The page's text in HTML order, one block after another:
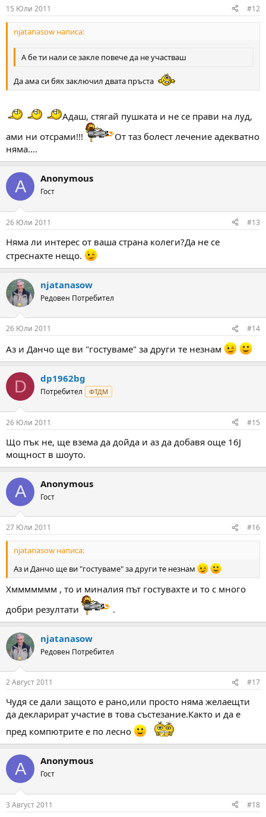
15 Юли 2011 #12
njatanasow написа:
А бе ти нали се закле повече да не участваш
Да ама си бях заключил двата пръста
Адаш, стягай пушката и не се прави на луд,
ами ни отсрами!!!
От таз болест лечение адекватно
няма....
A Anonymous
Гост
26 Юли 2011 #13
Няма ли интерес от ваша страна колеги?Да не се
стреснахте нещо.
njatanasow
Редовен Потребител
26 Юли 2011 #14
Аз и Данчо ще ви "гостуваме" за други те незнам
D dp1962bg
Потребител ФТДМ
26 Юли 2011 #15
Що пък не, ще взема да дойда и аз да добавя още 16J
мощност в шоуто.
A Anonymous
Гост
27 Юли 2011 #16
njatanasow написа:
Аз и Данчо ще ви "гостуваме" за други те незнам
Хммммммм , то и миналия път гостувахте и то с много
добри резултати
.
njatanasow
Редовен Потребител
2 Август 2011 #17
Чудя се дали защото е рано,или просто няма желаещти
да декларират участие в това състезание.Както и да е
пред компютрите е по лесно
A Anonymous
Гост
3 Август 2011 #18